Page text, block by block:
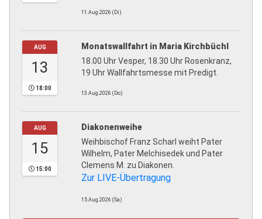
11.Aug.2026 (Di)
AUG
13
18:00
Monatswallfahrt in Maria Kirchbüchl
18.00 Uhr Vesper, 18.30 Uhr Rosenkranz,
19 Uhr Wallfahrtsmesse mit Predigt.
13.Aug.2026 (Do)
AUG
15
15:00
Diakonenweihe
Weihbischof Franz Scharl weiht Pater
Wilhelm, Pater Melchisedek und Pater
Clemens M. zu Diakonen.
Zur LIVE-Übertragung
15.Aug.2026 (Sa)